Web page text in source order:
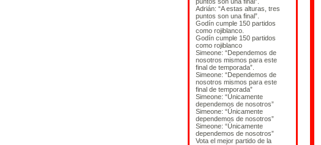
Adrián: “A estas alturas, tres
puntos son una final”.
Godín cumple 150 partidos
como rojiblanco.
Godín cumple 150 partidos
como rojiblanco
Simeone: “Dependemos de
nosotros mismos para este
final de temporada”.
Simeone: “Dependemos de
nosotros mismos para este
final de temporada”
Simeone: “Únicamente
dependemos de nosotros”
Simeone: “Únicamente
dependemos de nosotros”
Simeone: “Únicamente
dependemos de nosotros”
Vota el mejor partido de la